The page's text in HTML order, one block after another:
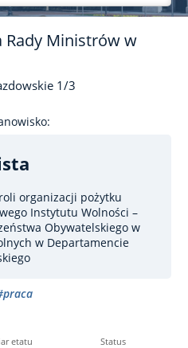
Rady Ministrów w
1/3
organizacji pożytku
Instytutu Wolności –
Obywatelskiego w
w Departamencie
etatu Status